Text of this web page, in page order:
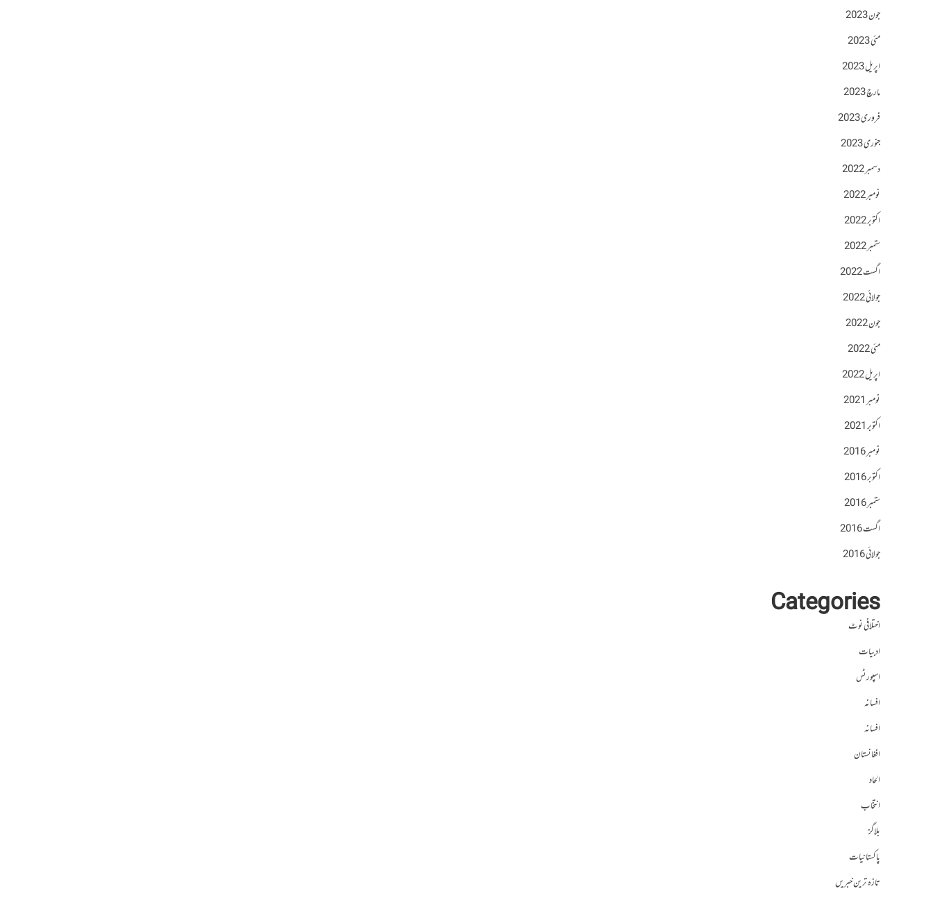
جون 2023
مئی 2023
اپریل 2023
مارچ 2023
فروری 2023
جنوری 2023
دسمبر 2022
نومبر 2022
اکتوبر 2022
ستمبر 2022
اگست 2022
جولائی 2022
جون 2022
مئی 2022
اپریل 2022
نومبر 2021
اکتوبر 2021
نومبر 2016
اکتوبر 2016
ستمبر 2016
اگست 2016
جولائی 2016
Categories
اختلافی نوٹ
ادبیات
اسپورٹس
افسانہ
افسانہ
افغانستان
الحاد
انتخاب
بلاگز
پاکستانیات
تازہ ترین خبریں